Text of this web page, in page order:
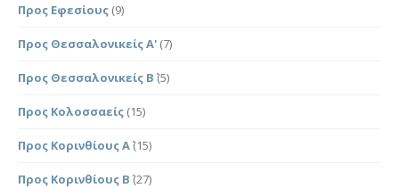
Προς Εφεσίους (9)
Προς Θεσσαλονικείς Α' (7)
Προς Θεσσαλονικείς Β΄ (5)
Προς Κολοσσαείς (15)
Προς Κορινθίους Α΄(15)
Προς Κορινθίους Β΄ (27)